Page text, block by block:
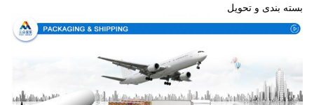
بسته بندی و تحویل